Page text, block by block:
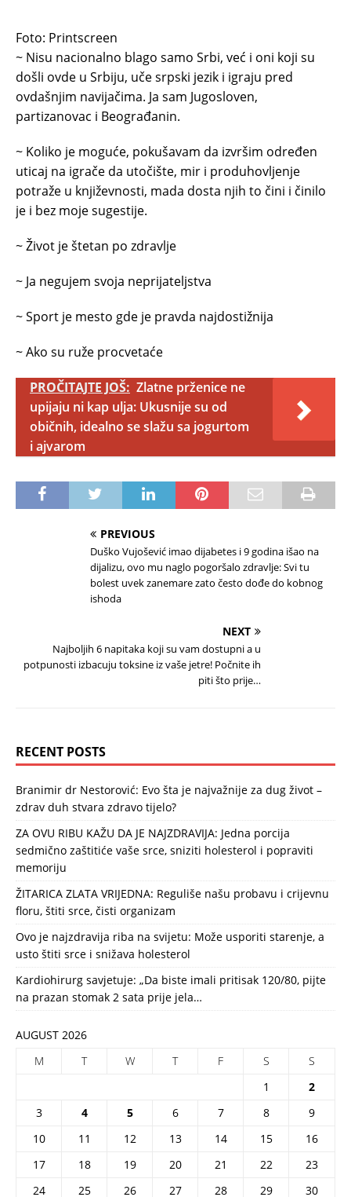
Foto: Printscreen
~ Nisu nacionalno blago samo Srbi, već i oni koji su
došli ovde u Srbiju, uče srpski jezik i igraju pred
ovdašnjim navijačima. Ja sam Jugosloven,
partizanovac i Beograđanin.
~ Koliko je moguće, pokušavam da izvršim određen
uticaj na igrače da utočište, mir i produhovljenje
potraže u književnosti, mada dosta njih to čini i činilo
je i bez moje sugestije.
~ Život je štetan po zdravlje
~ Ja negujem svoja neprijateljstva
~ Sport je mesto gde je pravda najdostižnija
~ Ako su ruže procvetaće
PROČITAJTE JOŠ: Zlatne prženice ne
upijaju ni kap ulja: Ukusnije su od
običnih, idealno se slažu sa jogurtom
i ajvarom
PREVIOUS
Duško Vujošević imao dijabetes i 9 godina išao na
dijalizu, ovo mu naglo pogoršalo zdravlje: Svi tu
bolest uvek zanemare zato često dođe do kobnog
ishoda
NEXT
Najboljih 6 napitaka koji su vam dostupni a u
potpunosti izbacuju toksine iz vaše jetre! Počnite ih
piti što prije…
RECENT POSTS
Branimir dr Nestorović: Evo šta je najvažnije za dug život –
zdrav duh stvara zdravo tijelo?
ZA OVU RIBU KAŽU DA JE NAJZDRAVIJA: Jedna porcija
sedmično zaštitiće vaše srce, sniziti holesterol i popraviti
memoriju
ŽITARICA ZLATA VRIJEDNA: Reguliše našu probavu i crijevnu
floru, štiti srce, čisti organizam
Ovo je najzdravija riba na svijetu: Može usporiti starenje, a
usto štiti srce i snižava holesterol
Kardiohirurg savjetuje: „Da biste imali pritisak 120/80, pijte
na prazan stomak 2 sata prije jela…
AUGUST 2026
M
T W T F S
S
1
2
3
4 5 6 7 8
9
10
11 12 13 14 15
16
17
18 19 20 21 22
23
24
25 26 27 28 29 30